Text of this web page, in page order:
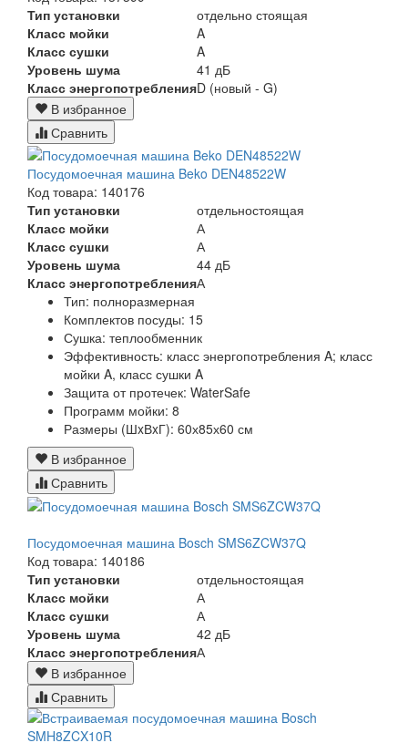
Тип установки
отдельно стоящая
Класс мойки
A
Класс сушки
A
Уровень шума
41 дБ
Класс энергопотребленияD (новый - G)
В избранное
Сравнить
Посудомоечная машина Beko DEN48522W
Код товара: 140176
Тип установки
отдельностоящая
Класс мойки
А
Класс сушки
А
Уровень шума
44 дБ
Класс энергопотребленияА
Тип: полноразмерная
Комплектов посуды: 15
Сушка: теплообменник
Эффективность: класс энергопотребления A; класс
мойки A, класс сушки A
Защита от протечек: WaterSafe
Программ мойки: 8
Размеры (ШxВxГ): 60х85х60 см
В избранное
Сравнить
Посудомоечная машина Bosch SMS6ZCW37Q
Код товара: 140186
Тип установки
отдельностоящая
Класс мойки
А
Класс сушки
А
Уровень шума
42 дБ
Класс энергопотребленияА
В избранное
Сравнить